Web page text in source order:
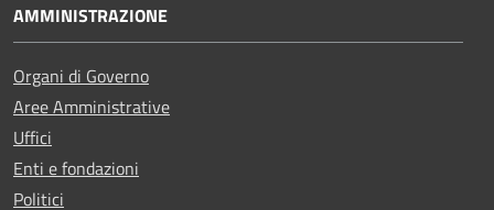
AMMINISTRAZIONE
Organi di Governo
Aree Amministrative
Uffici
Enti e fondazioni
Politici